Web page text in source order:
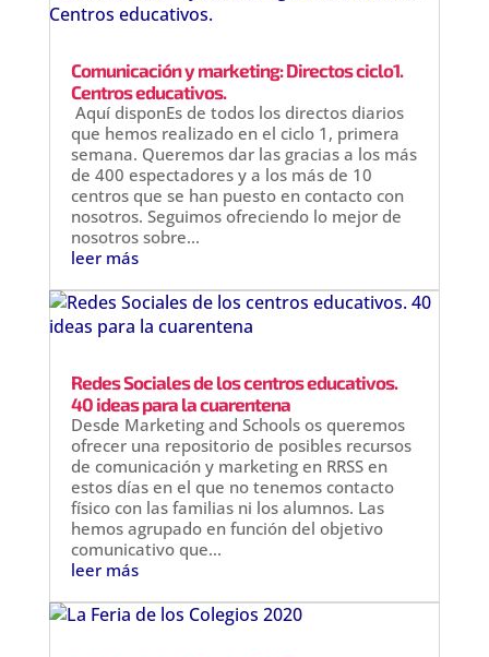
Comunicación y marketing: Directos ciclo1.
Centros educativos.
Aquí disponEs de todos los directos diarios
que hemos realizado en el ciclo 1, primera
semana. Queremos dar las gracias a los más
de 400 espectadores y a los más de 10
centros que se han puesto en contacto con
nosotros. Seguimos ofreciendo lo mejor de
nosotros sobre...
leer más
Redes Sociales de los centros educativos.
40 ideas para la cuarentena
Desde Marketing and Schools os queremos
ofrecer una repositorio de posibles recursos
de comunicación y marketing en RRSS en
estos días en el que no tenemos contacto
físico con las familias ni los alumnos. Las
hemos agrupado en función del objetivo
comunicativo que...
leer más